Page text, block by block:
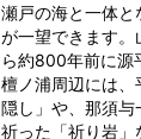
瀬戸の海と一体と
が一望できます
ら約800年前に源
檀ノ浦周辺には
隠し」や、那須与
祈った「祈り岩」